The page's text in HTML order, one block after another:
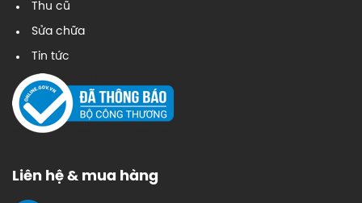
Thu cũ
Sửa chữa
Tin tức
Liên hệ & mua hàng